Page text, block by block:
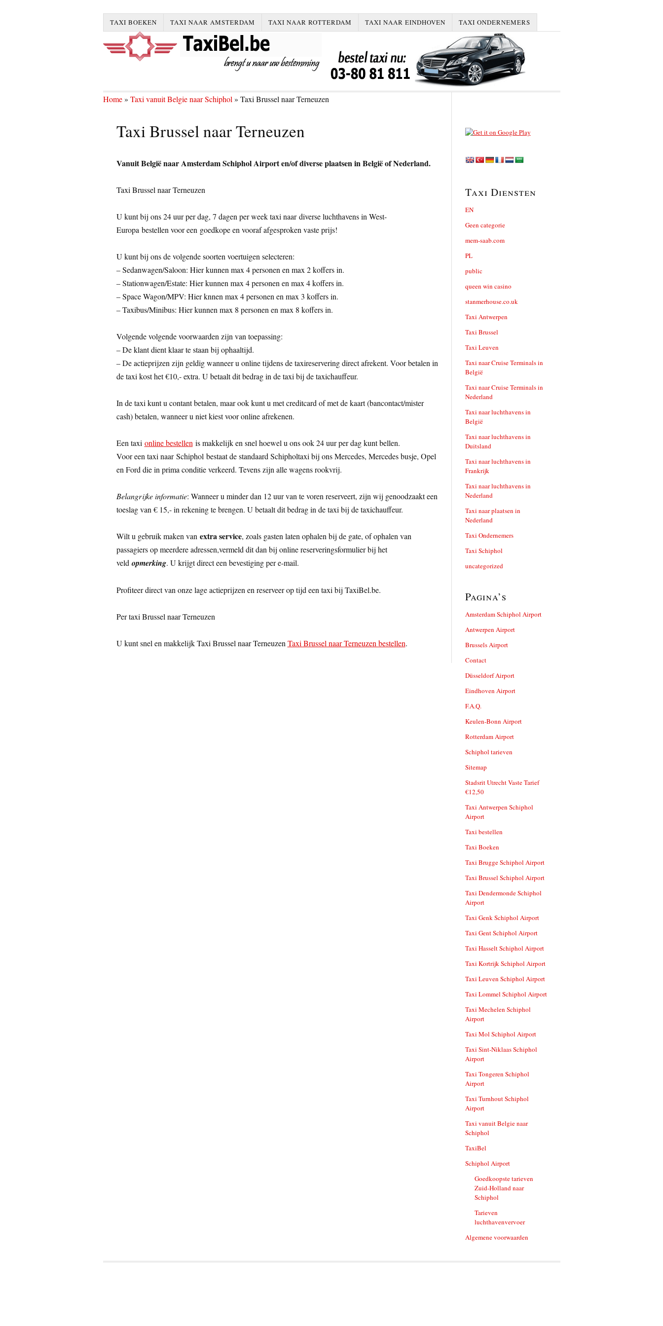
TAXI BOEKEN TAXI NAAR AMSTERDAM TAXI NAAR ROTTERDAM TAXI NAAR EINDHOVEN TAXI ONDERNEMERS
Home» Taxi vanuit Belgie naar Schiphol » Taxi Brussel naar Terneuzen
Taxi Brussel naar Terneuzen
Vanuit België naar Amsterdam Schiphol Airport en/of diverse plaatsen in België of Nederland.
Taxi Brussel naar Terneuzen
U kunt bij ons 24 uur per dag, 7 dagen per week taxi naar diverse luchthavens in West-
Europa bestellen voor een goedkope en vooraf afgesproken vaste prijs!
U kunt bij ons de volgende soorten voertuigen selecteren:
– Sedanwagen/Saloon: Hier kunnen max 4 personen en max 2 koffers in.
– Stationwagen/Estate: Hier kunnen max 4 personen en max 4 koffers in.
– Space Wagon/MPV: Hier knnen max 4 personen en max 3 koffers in.
– Taxibus/Minibus: Hier kunnen max 8 personen en max 8 koffers in.
Volgende volgende voorwaarden zijn van toepassing:
– De klant dient klaar te staan bij ophaaltijd.
– De actieprijzen zijn geldig wanneer u online tijdens de taxireservering direct afrekent. Voor betalen in
de taxi kost het €10,- extra. U betaalt dit bedrag in de taxi bij de taxichauffeur.
In de taxi kunt u contant betalen, maar ook kunt u met creditcard of met de kaart (bancontact/mister
cash) betalen, wanneer u niet kiest voor online afrekenen.
Een taxi online bestellen is makkelijk en snel hoewel u ons ook 24 uur per dag kunt bellen.
Voor een taxi naar Schiphol bestaat de standaard Schipholtaxi bij ons Mercedes, Mercedes busje, Opel
en Ford die in prima conditie verkeerd. Tevens zijn alle wagens rookvrij.
Belangrijke informatie: Wanneer u minder dan 12 uur van te voren reserveert, zijn wij genoodzaakt een
toeslag van € 15,- in rekening te brengen. U betaalt dit bedrag in de taxi bij de taxichauffeur.
Wilt u gebruik maken van extra service, zoals gasten laten ophalen bij de gate, of ophalen van
passagiers op meerdere adressen,vermeld dit dan bij online reserveringsformulier bij het
veld opmerking. U krijgt direct een bevestiging per e-mail.
Profiteer direct van onze lage actieprijzen en reserveer op tijd een taxi bij TaxiBel.be.
Per taxi Brussel naar Terneuzen
U kunt snel en makkelijk Taxi Brussel naar Terneuzen Taxi Brussel naar Terneuzen bestellen.
Taxi Diensten
EN
Geen categorie
mem-saab.com
PL
public
queen win casino
stanmerhouse.co.uk
Taxi Antwerpen
Taxi Brussel
Taxi Leuven
Taxi naar Cruise Terminals in
België
Taxi naar Cruise Terminals in
Nederland
Taxi naar luchthavens in
België
Taxi naar luchthavens in
Duitsland
Taxi naar luchthavens in
Frankrijk
Taxi naar luchthavens in
Nederland
Taxi naar plaatsen in
Nederland
Taxi Ondernemers
Taxi Schiphol
uncategorized
Pagina’s
Amsterdam Schiphol Airport
Antwerpen Airport
Brussels Airport
Contact
Düsseldorf Airport
Eindhoven Airport
F.A.Q.
Keulen-Bonn Airport
Rotterdam Airport
Schiphol tarieven
Sitemap
Stadsrit Utrecht Vaste Tarief
€12,50
Taxi Antwerpen Schiphol
Airport
Taxi bestellen
Taxi Boeken
Taxi Brugge Schiphol Airport
Taxi Brussel Schiphol Airport
Taxi Dendermonde Schiphol
Airport
Taxi Genk Schiphol Airport
Taxi Gent Schiphol Airport
Taxi Hasselt Schiphol Airport
Taxi Kortrijk Schiphol Airport
Taxi Leuven Schiphol Airport
Taxi Lommel Schiphol Airport
Taxi Mechelen Schiphol
Airport
Taxi Mol Schiphol Airport
Taxi Sint-Niklaas Schiphol
Airport
Taxi Tongeren Schiphol
Airport
Taxi Turnhout Schiphol
Airport
Taxi vanuit Belgie naar
Schiphol
TaxiBel
Schiphol Airport
Goedkoopste tarieven
Zuid-Holland naar
Schiphol
Tarieven
luchthavenvervoer
Algemene voorwaarden